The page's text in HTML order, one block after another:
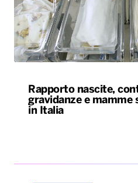
Rapporto nascite,
gravidanze e mamme
in Italia